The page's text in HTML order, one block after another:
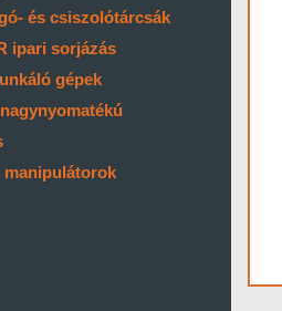
és csiszolótárcsák
ipari sorjázás
gépek
manipulátorok